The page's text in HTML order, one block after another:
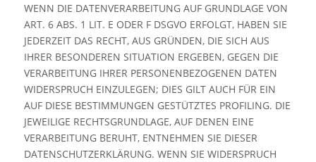
WENN DIE DATENVERARBEITUNG AUF GRUNDLAGE VON
ART. 6 ABS. 1 LIT. E ODER F DSGVO ERFOLGT, HABEN SIE
JEDERZEIT DAS RECHT, AUS GRÜNDEN, DIE SICH AUS
IHRER BESONDEREN SITUATION ERGEBEN, GEGEN DIE
VERARBEITUNG IHRER PERSONENBEZOGENEN DATEN
WIDERSPRUCH EINZULEGEN; DIES GILT AUCH FÜR EIN
AUF DIESE BESTIMMUNGEN GESTÜTZTES PROFILING. DIE
JEWEILIGE RECHTSGRUNDLAGE, AUF DENEN EINE
VERARBEITUNG BERUHT, ENTNEHMEN SIE DIESER
DATENSCHUTZERKLÄRUNG. WENN SIE WIDERSPRUCH